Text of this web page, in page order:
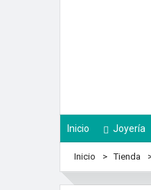
Inicio Joyería
Inicio Tienda